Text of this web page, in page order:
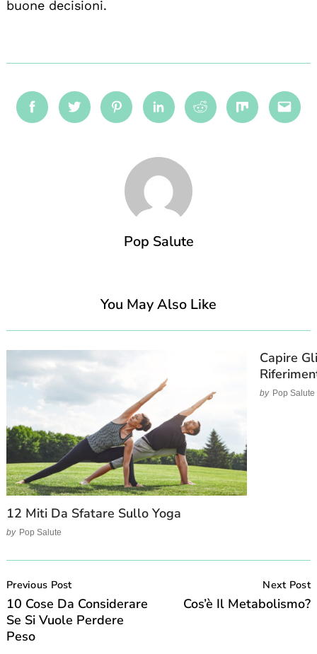
buone decisioni.
FacebookTwitterPinterestLinkedinRedditMix
Pop Salute
You May Also Like
12 Miti Da Sfatare Sullo Yoga
by Pop Salute
Capire
by Pop Salute
Navigation
Previous Post
10 Cose Da Considerare
Se Si Vuole Perdere
Peso
Next Post
Cos’è Il Metabolismo?